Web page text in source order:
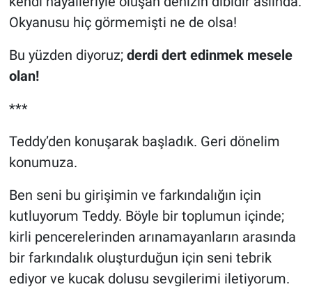
Okyanusu hiç görmemişti ne de olsa!
Bu yüzden diyoruz; derdi dert edinmek mesele
olan!
***
Teddy’den konuşarak başladık. Geri dönelim
konumuza.
Ben seni bu girişimin ve farkındalığın için
kutluyorum Teddy. Böyle bir toplumun içinde;
kirli pencerelerinden arınamayanların arasında
bir farkındalık oluşturduğun için seni tebrik
ediyor ve kucak dolusu sevgilerimi iletiyorum.